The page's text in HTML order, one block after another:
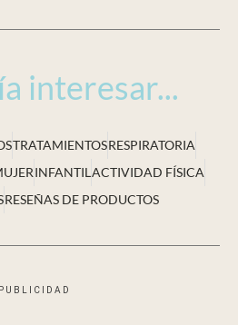
interesar...
TRATAMIENTOSRESPIRATORIA
INFANTILACTIVIDAD FÍSICA
RESEÑAS DE PRODUCTOS
PUBLICIDAD